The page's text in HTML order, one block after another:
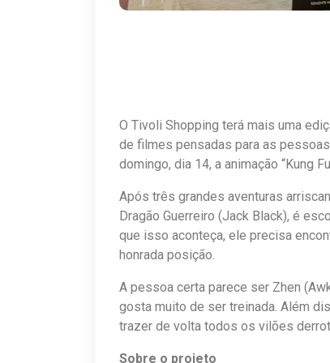
O Tivoli Shopping terá mais uma
de filmes pensadas para as
domingo, dia 14, a animação “Kung
Após três grandes aventuras
Dragão Guerreiro (Jack Black), é
que isso aconteça, ele precisa
honrada posição.
A pessoa certa parece ser Zhen
gosta muito de ser treinada. Além
trazer de volta todos os vilões
Sobre o projeto